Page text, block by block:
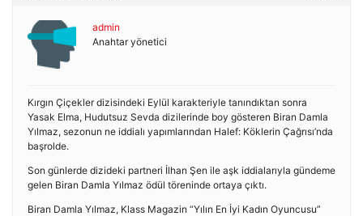
admin
Anahtar yönetici
Kırgın Çiçekler dizisindeki Eylül karakteriyle tanındıktan sonra
Yasak Elma, Hudutsuz Sevda dizilerinde boy gösteren Biran Damla
Yılmaz, sezonun ne iddialı yapımlarından Halef: Köklerin Çağrısı’nda
başrolde.
Son günlerde dizideki partneri İlhan Şen ile aşk iddialarıyla gündeme
gelen Biran Damla Yılmaz ödül töreninde ortaya çıktı.
Biran Damla Yılmaz, Klass Magazin “Yılın En İyi Kadın Oyuncusu”